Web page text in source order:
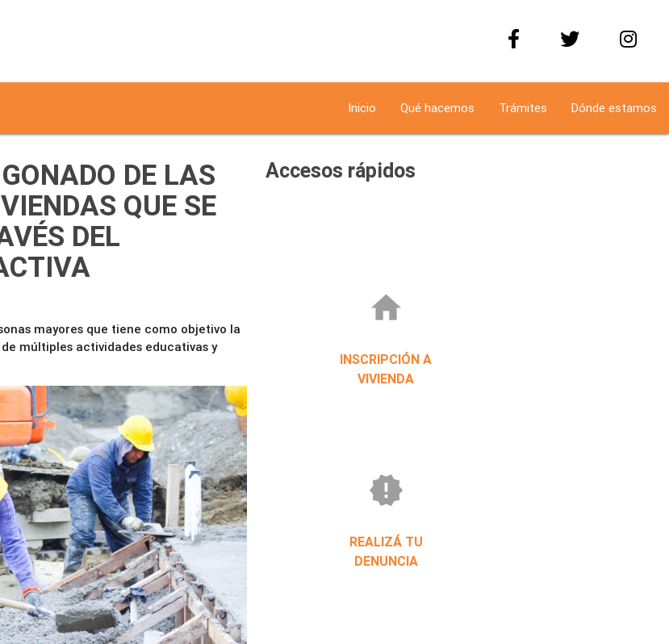
Inicio Qué hacemos Trámites Dónde estamos
DE LAS
QUE SE
DEL
mayores que tiene como objetivo la
múltiples actividades educativas y
Accesos rápidos
home
INSCRIPCIÓN A
VIVIENDA
new_releases
REALIZÁ TU
DENUNCIA